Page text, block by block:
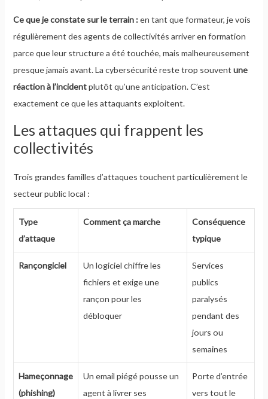
Ce que je constate sur le terrain :en tant que formateur, je vois
régulièrement des agents de collectivités arriver en formation
parce que leur structure a été touchée, mais malheureusement
presque jamais avant. La cybersécurité reste trop souvent une
réaction à l’incidentplutôt qu’une anticipation. C’est
exactement ce que les attaquants exploitent.
Les attaques qui frappent les
collectivités
Trois grandes familles d’attaques touchent particulièrement le
secteur public local :
Type
d’attaque
Comment ça marche
Conséquence
typique
Rançongiciel
Un logiciel chiffre les
fichiers et exige une
rançon pour les
débloquer
Services
publics
paralysés
pendant des
jours ou
semaines
Hameçonnage
(phishing)
Un email piégé pousse un
agent à livrer ses
Porte d’entrée
vers tout le